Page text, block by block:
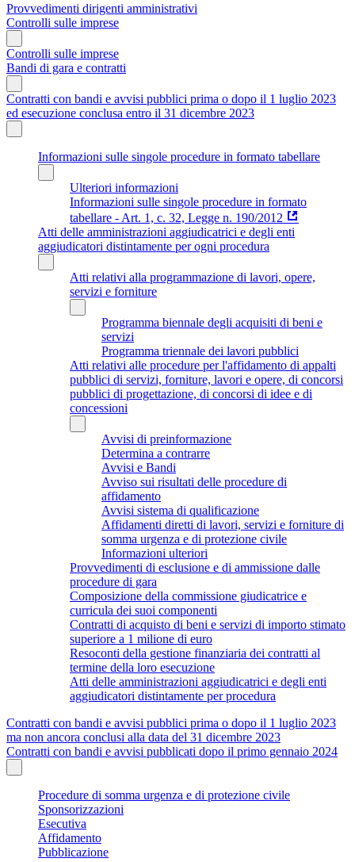
Provvedimenti dirigenti amministrativi
Controlli sulle imprese
Controlli sulle imprese
Bandi di gara e contratti
Contratti con bandi e avvisi pubblici prima o dopo il 1 luglio 2023
ed esecuzione conclusa entro il 31 dicembre 2023
Informazioni sulle singole procedure in formato tabellare
Ulteriori informazioni
Informazioni sulle singole procedure in formato
tabellare - Art. 1, c. 32, Legge n. 190/2012
Atti delle amministrazioni aggiudicatrici e degli enti
aggiudicatori distintamente per ogni procedura
Atti relativi alla programmazione di lavori, opere,
servizi e forniture
Programma biennale degli acquisiti di beni e
servizi
Programma triennale dei lavori pubblici
Atti relativi alle procedure per l'affidamento di appalti
pubblici di servizi, forniture, lavori e opere, di concorsi
pubblici di progettazione, di concorsi di idee e di
concessioni
Avvisi di preinformazione
Determina a contrarre
Avvisi e Bandi
Avviso sui risultati delle procedure di
affidamento
Avvisi sistema di qualificazione
Affidamenti diretti di lavori, servizi e forniture di
somma urgenza e di protezione civile
Informazioni ulteriori
Provvedimenti di esclusione e di ammissione dalle
procedure di gara
Composizione della commissione giudicatrice e
curricula dei suoi componenti
Contratti di acquisto di beni e servizi di importo stimato
superiore a 1 milione di euro
Resoconti della gestione finanziaria dei contratti al
termine della loro esecuzione
Atti delle amministrazioni aggiudicatrici e degli enti
aggiudicatori distintamente per procedura
Contratti con bandi e avvisi pubblici prima o dopo il 1 luglio 2023
ma non ancora conclusi alla data del 31 dicembre 2023
Contratti con bandi e avvisi pubblicati dopo il primo gennaio 2024
Procedure di somma urgenza e di protezione civile
Sponsorizzazioni
Esecutiva
Affidamento
Pubblicazione